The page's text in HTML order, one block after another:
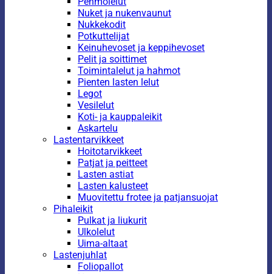
Nuket ja nukenvaunut
Nukkekodit
Potkuttelijat
Keinuhevoset ja keppihevoset
Pelit ja soittimet
Toimintalelut ja hahmot
Pienten lasten lelut
Legot
Vesilelut
Koti- ja kauppaleikit
Askartelu
Lastentarvikkeet
Hoitotarvikkeet
Patjat ja peitteet
Lasten astiat
Lasten kalusteet
Muovitettu frotee ja patjansuojat
Pihaleikit
Pulkat ja liukurit
Ulkolelut
Uima-altaat
Lastenjuhlat
Foliopallot